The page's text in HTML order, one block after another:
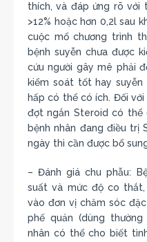
thích, và đáp ứng rõ với
>12% hoặc hơn 0,2l sau
cuộc mổ chương trình
bệnh suyễn chưa được
cứu người gây mê phải
kiểm soát tốt hay suyễn
hấp có thể có ích. Đối
đợt ngắn Steroid có thể
bệnh nhân đang điều trị
ngày thì cần được bổ
– Đánh giá chu phẫu:
suất và mức độ co
vào đơn vị chăm sóc
phế quản (dùng thường
nhân có thể cho biết